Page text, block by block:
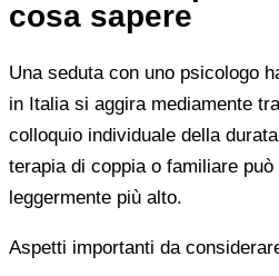
cosa sapere
Una seduta con uno psicologo
in Italia si aggira mediamente
colloquio individuale della
terapia di coppia o familiare
leggermente più alto.
Aspetti importanti da